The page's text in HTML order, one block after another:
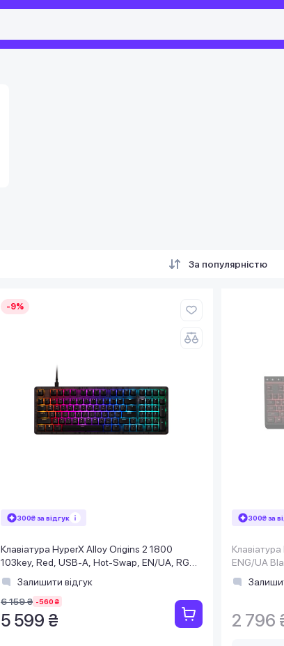
За популярністю
-9%
300₴ за відгук
Клавіатура HyperX Alloy Origins 2 1800
103key, Red, USB-A, Hot-Swap, EN/UA, RGB,
чорний
Залишити відгук
6 159 ₴ -560 ₴
5 599 ₴
300₴ за
ENG/UA
2 796